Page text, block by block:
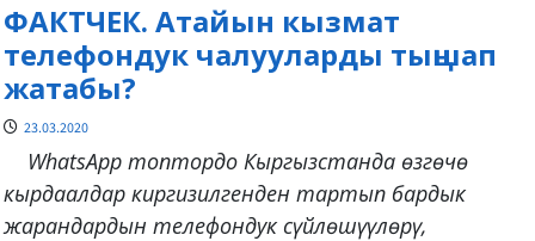
ФАКТЧЕК. Атайын кызмат
телефондук чалууларды тыңшап
жатабы?
23.03.2020
WhatsApp топтордо Кыргызстанда өзгөчө
кырдаалдар киргизилгенден тартып бардык
жарандардын телефондук сүйлөшүүлөрү,